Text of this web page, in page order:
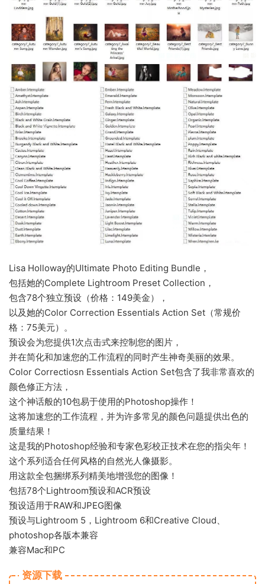
Lisa Holloway的Ultimate Photo Editing Bundle，
包括她的Complete Lightroom Preset Collection，
包含78个独立预设（价格：149美金），
以及她的Color Correction Essentials Action Set（常规价
格：75美元）。
预设会为您提供1次点击式来控制您的图片，
并在简化和加速您的工作流程的同时产生神奇美丽的效果。
Color Correctiosn Essentials Action Set包含了我非常喜欢的
颜色修正方法，
这个神话般的10包易于使用的Photoshop操作！
这将加速您的工作流程，并为许多常见的颜色问题提供出色的
质量结果！
这是我的Photoshop经验和专家色彩校正技术在您的指尖年！
这个系列适合任何风格的自然光人像摄影。
用这款全包捆绑系列精美地增强您的图像！
包括78个Lightroom预设和ACR预设
预设适用于RAW和JPEG图像
预设与Lightroom 5，Lightroom 6和Creative Cloud、
photoshop各版本兼容
兼容Mac和PC
资源下载